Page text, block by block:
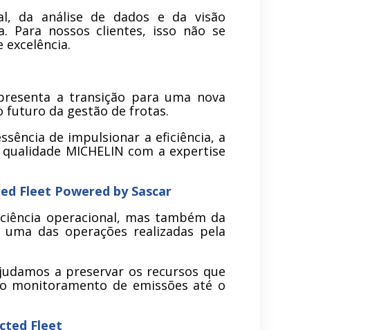
da análise de dados e da visão
Para nossos clientes, isso não se
a transição para uma nova
futuro da gestão de frotas.
de impulsionar a eficiência, a
MICHELIN com a expertise
Fleet Powered by Sascar
operacional, mas também da
das operações realizadas pela
a preservar os recursos que
monitoramento de emissões até o
Fleet